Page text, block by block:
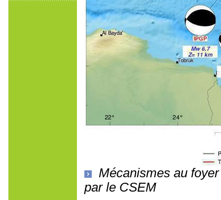
Mécanismes au
par le CSEM